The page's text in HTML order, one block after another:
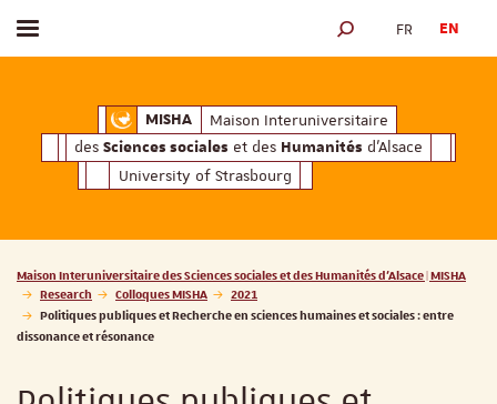
MISHAMaison Interuniversitaire des
Maison Interuniversitaire
des Sciences sociales et des Humanités d'Alsace
University of Strasbourg
Toggle menu SEARCH ENGINE
FR EN
Vous êtes ici :
Maison Interuniversitaire des Sciences sociales et des Humanités d'Alsace | MISHA
Research
Colloques MISHA
2021
Politiques publiques et Recherche en sciences humaines et sociales : entre
dissonance et résonance